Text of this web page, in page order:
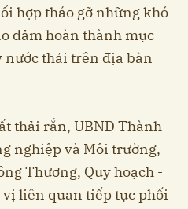
hợp tháo gỡ những khó
đảm hoàn thành mục
nước thải trên địa bàn
thải rắn, UBND Thành
nghiệp và Môi trường,
Thương, Quy hoạch -
liên quan tiếp tục phối